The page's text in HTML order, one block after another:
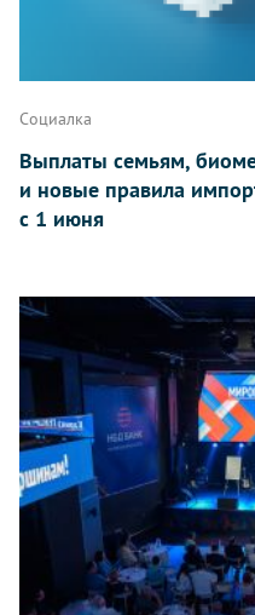
Социалка
Выплаты семьям,
и новые правила
с 1 июня